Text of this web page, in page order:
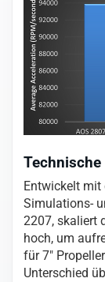
Technische
Entwickelt mit
Simulations-
2207, skaliert
hoch, um
für 7″
Unterschied